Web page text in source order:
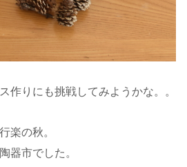
作りにも挑戦してみようかな。。
楽の秋。
器市でした。